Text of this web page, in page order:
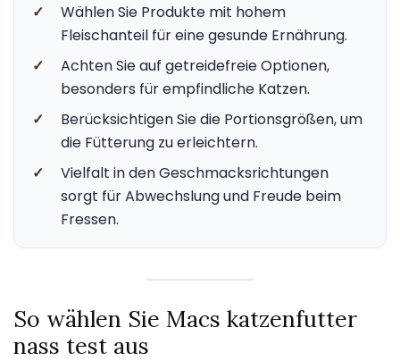
✓
Wählen Sie Produkte mit hohem
Fleischanteil für eine gesunde Ernährung.
✓
Achten Sie auf getreidefreie Optionen,
besonders für empfindliche Katzen.
✓
Berücksichtigen Sie die Portionsgrößen, um
die Fütterung zu erleichtern.
✓
Vielfalt in den Geschmacksrichtungen
sorgt für Abwechslung und Freude beim
Fressen.
So wählen Sie Macs katzenfutter
nass test aus